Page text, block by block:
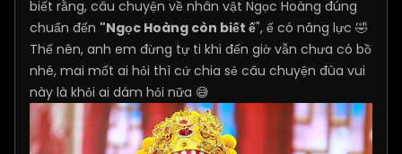
biết rằng, câu chuyện về nhân vật Ngọc Hoàng đúng
chuẩn đến "Ngọc Hoàng còn biết ế", ế có năng lực 🤣
Thế nên, anh em đừng tự ti khi đến giờ vẫn chưa có bồ
nhé, mai mốt ai hỏi thì cứ chia sẻ câu chuyện đùa vui
này là khỏi ai dám hỏi nữa 😅